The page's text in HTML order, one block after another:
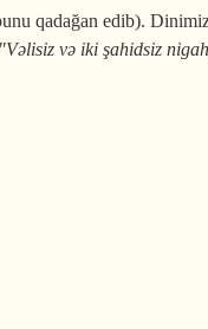
qadağan edib).
"Vəlisiz və iki şahidsiz